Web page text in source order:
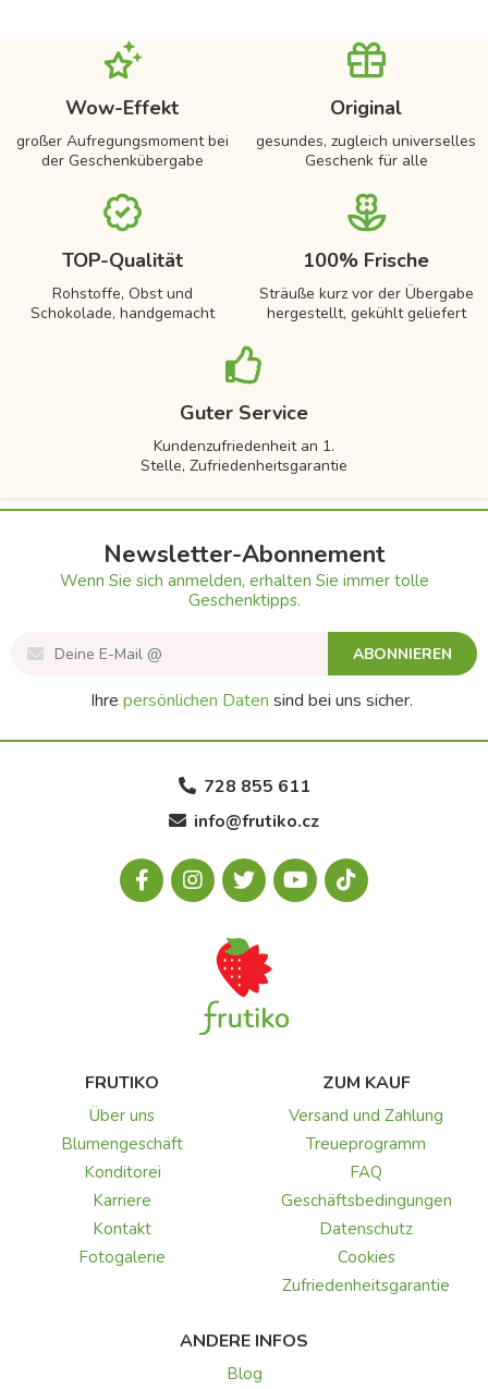
Wow-Effekt
großer Aufregungsmoment bei
der Geschenkübergabe
Original
gesundes, zugleich universelles
Geschenk für alle
TOP-Qualität
Rohstoffe, Obst und
Schokolade, handgemacht
100% Frische
Sträuße kurz vor der Übergabe
hergestellt, gekühlt geliefert
Guter Service
Kundenzufriedenheit an 1.
Stelle, Zufriedenheitsgarantie
Newsletter-Abonnement
Wenn Sie sich anmelden, erhalten Sie immer tolle
Geschenktipps.
ABONNIEREN
Ihre persönlichen Daten sind bei uns sicher.
728 855 611
info@frutiko.cz
FRUTIKO
Über uns
Blumengeschäft
Konditorei
Karriere
Kontakt
Fotogalerie
ZUM KAUF
Versand und Zahlung
Treueprogramm
FAQ
Geschäftsbedingungen
Datenschutz
Cookies
Zufriedenheitsgarantie
ANDERE INFOS
Blog